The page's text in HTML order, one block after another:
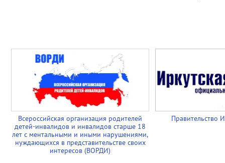
Всероссийская организация родителей
детей-инвалидов и инвалидов старше 18
лет с ментальными и иными нарушениями,
нуждающихся в представительстве своих
интересов (ВОРДИ)
Правительство